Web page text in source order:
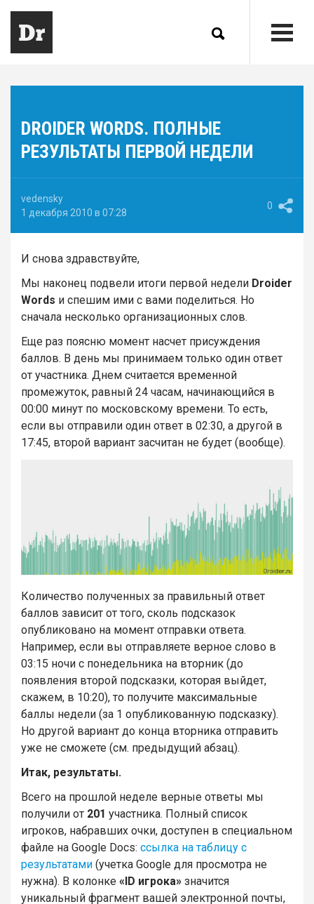
DROIDER WORDS. ПОЛНЫЕ
РЕЗУЛЬТАТЫ ПЕРВОЙ НЕДЕЛИ
vedensky
1 декабря 2010 в 07:28
0
И снова здравствуйте,
Мы наконец подвели итоги первой недели Droider
Words и спешим ими с вами поделиться. Но
сначала несколько организационных слов.
Еще раз поясню момент насчет присуждения
баллов. В день мы принимаем только один ответ
от участника. Днем считается временной
промежуток, равный 24 часам, начинающийся в
00:00 минут по московскому времени. То есть,
если вы отправили один ответ в 02:30, а другой в
17:45, второй вариант засчитан не будет (вообще).
Количество полученных за правильный ответ
баллов зависит от того, сколь подсказок
опубликовано на момент отправки ответа.
Например, если вы отправляете верное слово в
03:15 ночи с понедельника на вторник (до
появления второй подсказки, которая выйдет,
скажем, в 10:20), то получите максимальные
баллы недели (за 1 опубликованную подсказку).
Но другой вариант до конца вторника отправить
уже не сможете (см. предыдущий абзац).
Итак, результаты.
Всего на прошлой неделе верные ответы мы
получили от 201 участника. Полный список
игроков, набравших очки, доступен в специальном
файле на Google Docs: ссылка на таблицу с
результатами (учетка Google для просмотра не
нужна). В колонке «ID игрока» значится
уникальный фрагмент вашей электронной почты,